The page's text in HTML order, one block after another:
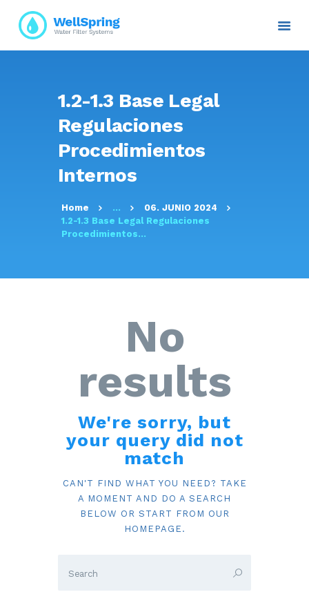
1.2-1.3 Base Legal
Regulaciones
Procedimientos
Internos
Home ...
06. JUNIO 2024
1.2-1.3 Base Legal Regulaciones
Procedimientos...
INICIO
NOSOTROS
PLANES Y PROYECTOS
SERVICIOS
ATENCIÓN AL CLIENTE
RESOLUCIONES
CONTACTO E
No
results
We're sorry, but
your query did not
match
CAN'T FIND WHAT YOU NEED? TAKE
A MOMENT AND DO A SEARCH
BELOW OR START FROM OUR
HOMEPAGE .